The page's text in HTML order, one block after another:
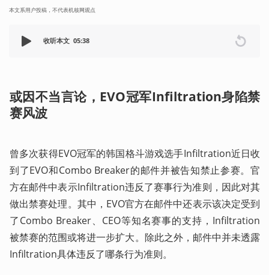
本文系用户投稿，不代表机核网观点
收听本文 05:38
或因不当言论，EVO冠军Infiltration身陷禁
赛风波
曾多次获得EVO冠军的韩国格斗游戏选手Infiltration近日收
到了EVO和Combo Breaker的邮件并被告知禁止参赛。官
方在邮件中表示Infiltration违反了赛事行为准则，因此对其
做出禁赛处理。其中，EVO官方在邮件中还表示该决定受到
了Combo Breaker、CEO等知名赛事的支持，Infiltration
被禁赛的范围或将进一步扩大。除此之外，邮件中并未透露
Infiltration具体违反了哪条行为准则。